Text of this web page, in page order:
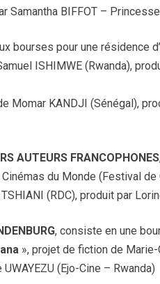
Samantha BIFFOT –
bourses pour une résidence
ISHIMWE (Rwanda),
Momar KANDJI (Sénégal),
AUTEURS FRANCOPHONES
du Monde (Festival de
(RDC), produit par
, consiste en une
», projet de fiction de
(Ejo-Cine – Rwanda)